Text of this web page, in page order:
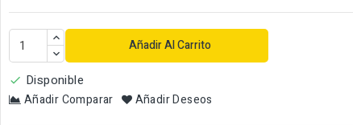
Añadir Al Carrito
 Disponible
Añadir Comparar Añadir Deseos